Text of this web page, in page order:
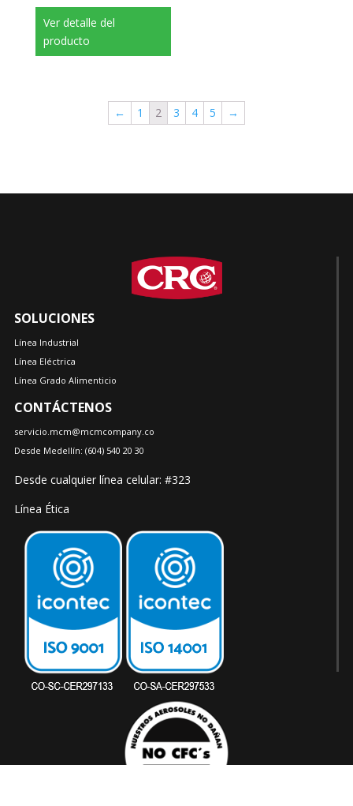
Ver detalle del
producto
← 1 2 3 4 5 →
SOLUCIONES
Línea Industrial
Línea Eléctrica
Línea Grado Alimenticio
CONTÁCTENOS
servicio.mcm@mcmcompany.co
Desde Medellín: (604)540 20 30
Desde cualquier línea celular: #323
Línea Ética